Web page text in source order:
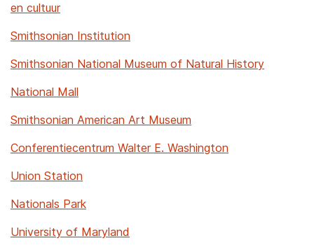
en cultuur
Smithsonian Institution
Smithsonian National Museum of Natural History
National Mall
Smithsonian American Art Museum
Conferentiecentrum Walter E. Washington
Union Station
Nationals Park
University of Maryland